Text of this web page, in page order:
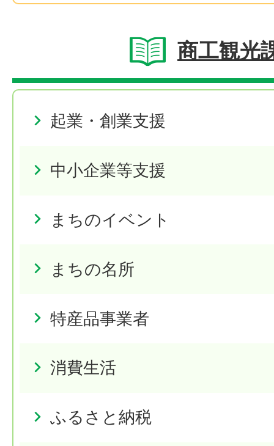
商工観光
起業・創業支援
中小企業等支援
まちのイベント
まちの名所
特産品事業者
消費生活
ふるさと納税